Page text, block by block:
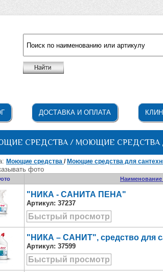
ДОСТАВКА И ОПЛАТА
СРЕДСТВА / МОЮЩИЕ СРЕДСТВА
Моющие средства / Моющие средства для
фото
Наименование
"НИКА - САНИТА ПЕНА"
Артикул: 37237
Быстрый просмотр
"НИКА – САНИТ", средство для
Артикул: 37599
Быстрый просмотр